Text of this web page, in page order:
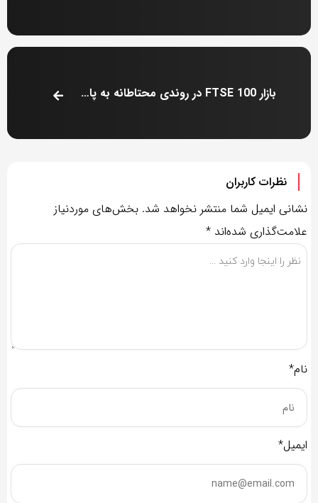
بازار FTSE 100 در روندی محتاطانه به پایین‌تر می‌رود
نظرات کاربران
نشانی ایمیل شما منتشر نخواهد شد. بخش‌های موردنیاز
علامت‌گذاری شده‌اند *
نام*
ایمیل*